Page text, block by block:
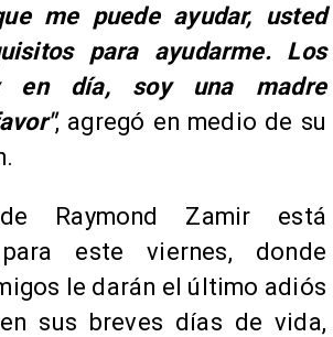
me puede ayudar, usted
para ayudarme. Los
en día, soy una madre
, agregó en medio de su
Raymond Zamir está
este viernes, donde
le darán el último adiós
sus breves días de vida,